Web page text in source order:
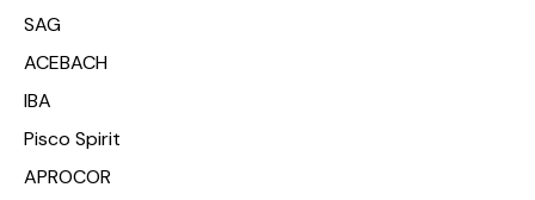
SAG
ACEBACH
IBA
Pisco Spirit
APROCOR